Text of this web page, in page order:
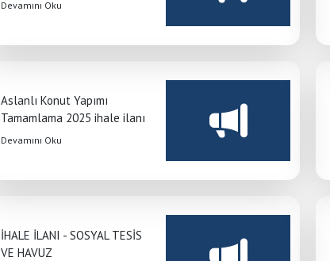
Devamını Oku
Aslanlı Konut Yapımı
Tamamlama 2025 ihale ilanı
Devamını Oku
İHALE İLANI - SOSYAL TESİS
VE HAVUZ